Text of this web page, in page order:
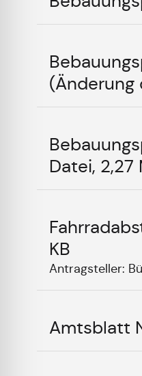
(Änderung
Datei, 2,27
KB
Antragsteller:
Amtsblatt